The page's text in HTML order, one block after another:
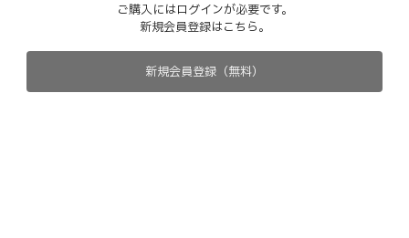
ご購入にはログインが必要です。
新規会員登録はこちら。